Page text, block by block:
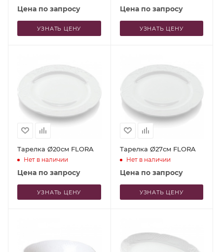
Цена по запросу
УЗНАТЬ ЦЕНУ
Цена по запросу
УЗНАТЬ ЦЕНУ
Тарелка Ø20см FLORA
Нет в наличии
Цена по запросу
УЗНАТЬ ЦЕНУ
Тарелка Ø27см FLORA
Нет в наличии
Цена по запросу
УЗНАТЬ ЦЕНУ